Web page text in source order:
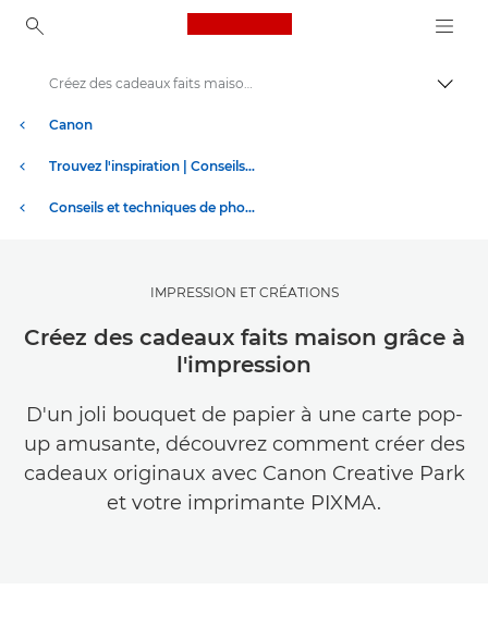
Canon Logo, back to
Canon
Trouvez l'inspiration | Conseils de photographie et d'impression et guides de l'acheteur
Conseils et techniques de photographie et d'impression
Créez des cadeaux faits maison grâce à l'impression
IMPRESSION ET CRÉATIONS
Créez des cadeaux faits maison grâce à
l'impression
D'un joli bouquet de papier à une carte pop-
up amusante, découvrez comment créer des
cadeaux originaux avec Canon Creative Park
et votre imprimante PIXMA.